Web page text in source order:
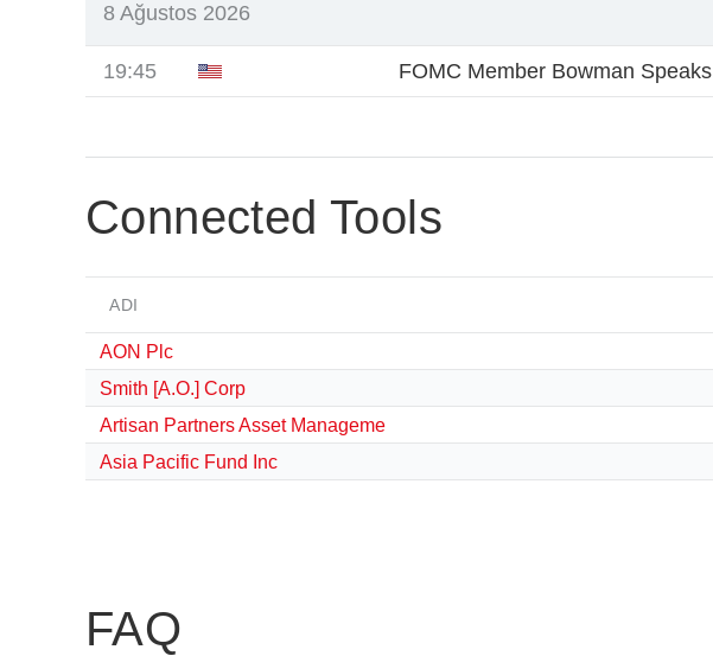
8 Ağustos 2026
19:45 FOMC Member Bowman Speaks
Connected Tools
ADI
AON Plc
Smith [A.O.] Corp
Artisan Partners Asset Manageme
Asia Pacific Fund Inc
FAQ